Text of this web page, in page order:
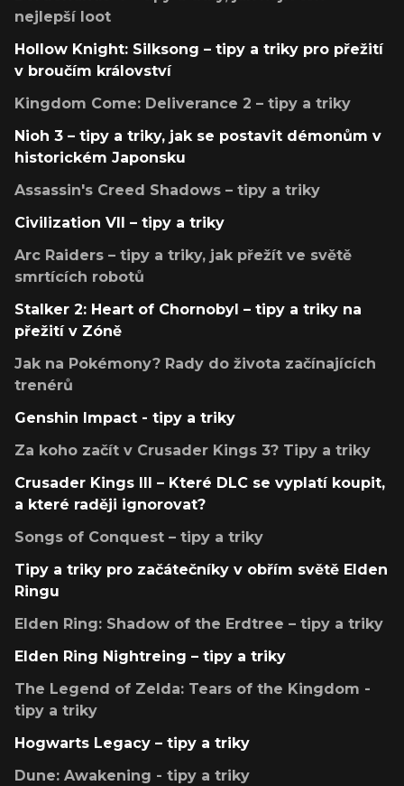
nejlepší loot
Hollow Knight: Silksong – tipy a triky pro přežití
v broučím království
Kingdom Come: Deliverance 2 – tipy a triky
Nioh 3 – tipy a triky, jak se postavit démonům v
historickém Japonsku
Assassin's Creed Shadows – tipy a triky
Civilization VII – tipy a triky
Arc Raiders – tipy a triky, jak přežít ve světě
smrtících robotů
Stalker 2: Heart of Chornobyl – tipy a triky na
přežití v Zóně
Jak na Pokémony? Rady do života začínajících
trenérů
Genshin Impact - tipy a triky
Za koho začít v Crusader Kings 3? Tipy a triky
Crusader Kings III – Které DLC se vyplatí koupit,
a které raději ignorovat?
Songs of Conquest – tipy a triky
Tipy a triky pro začátečníky v obřím světě Elden
Ringu
Elden Ring: Shadow of the Erdtree – tipy a triky
Elden Ring Nightreing – tipy a triky
The Legend of Zelda: Tears of the Kingdom -
tipy a triky
Hogwarts Legacy – tipy a triky
Dune: Awakening - tipy a triky